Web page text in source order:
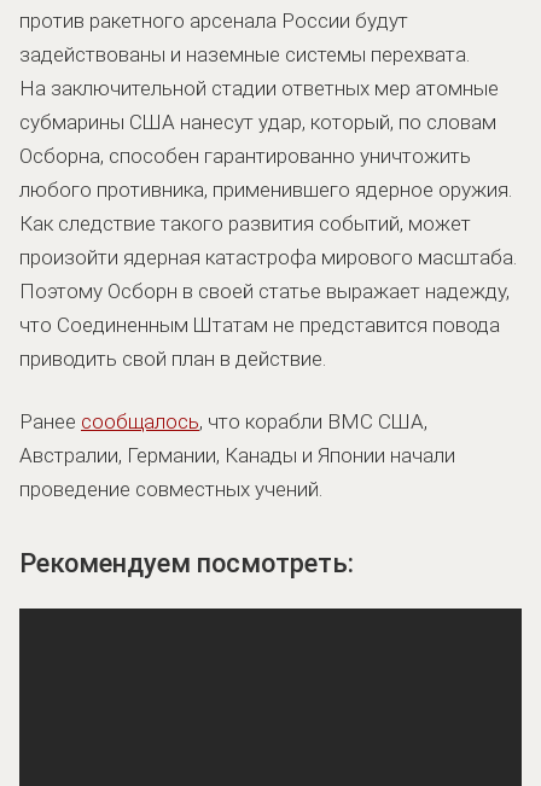
против ракетного арсенала России будут
задействованы и наземные системы перехвата.
На заключительной стадии ответных мер атомные
субмарины США нанесут удар, который, по словам
Осборна, способен гарантированно уничтожить
любого противника, применившего ядерное оружия.
Как следствие такого развития событий, может
произойти ядерная катастрофа мирового масштаба.
Поэтому Осборн в своей статье выражает надежду,
что Соединенным Штатам не представится повода
приводить свой план в действие.
Ранее сообщалось, что корабли ВМС США,
Австралии, Германии, Канады и Японии начали
проведение совместных учений.
Рекомендуем посмотреть: